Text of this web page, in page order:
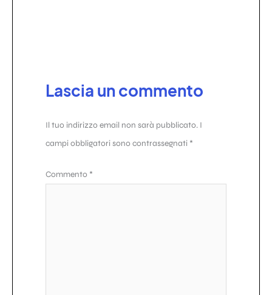
Lascia un commento
Il tuo indirizzo email non sarà pubblicato. I
campi obbligatori sono contrassegnati *
Commento *